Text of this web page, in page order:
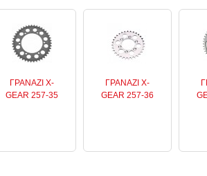
ΓΡΑΝAZI X-
GEAR 257-35
ΓΡΑΝAZI X-
GEAR 257-36